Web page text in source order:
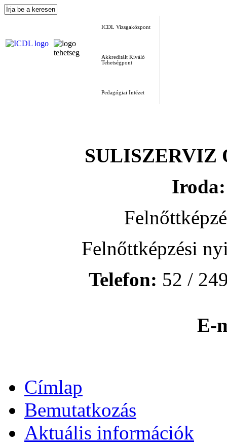
ICDL Vizsgaközpont
Akkreditált Kiváló
Tehetségpont
Pedagógiai Intézet
SULISZERVIZ
Iroda:
Felnőttképzési
Telefon: 52 /
E-
Címlap
Bemutatkozás
Aktuális információk